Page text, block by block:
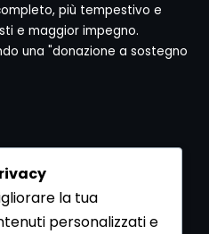
più tempestivo e
e maggior impegno.
una "donazione a sostegno
la tua
personalizzati e